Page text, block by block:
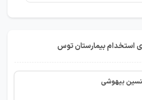
استخدام بیمارستان توس
بیهوشی